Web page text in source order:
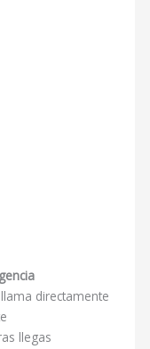
directamente
llegas